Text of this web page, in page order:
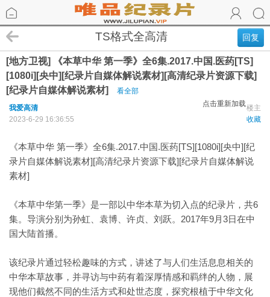
回复
TS格式全高清
[地方卫视] 《本草中华 第一季》全6集.2017.中国.医药[TS]
[1080i][央中][纪录片自媒体解说素材][高清纪录片资源下载]
[纪录片自媒体解说素材]
看全部
点击重新加载楼主
我爱高清
收藏
2023-6-29 16:36:55
《本草中华 第一季》全6集.2017.中国.医药[TS][1080i][央中][纪
录片自媒体解说素材][高清纪录片资源下载][纪录片自媒体解说
素材]
《本草中华第一季》是一部以中华本草为切入点的纪录片，共6
集。导演分别为孙虹、袁博、许贞、刘跃。2017年9月3日在中
国大陆首播。
该纪录片通过轻松趣味的方式，讲述了与人们生活息息相关的
中华本草故事，并寻访与中药有着深厚情感和羁绊的人物，展
现他们截然不同的生活方式和处世态度，探究根植于中华文化